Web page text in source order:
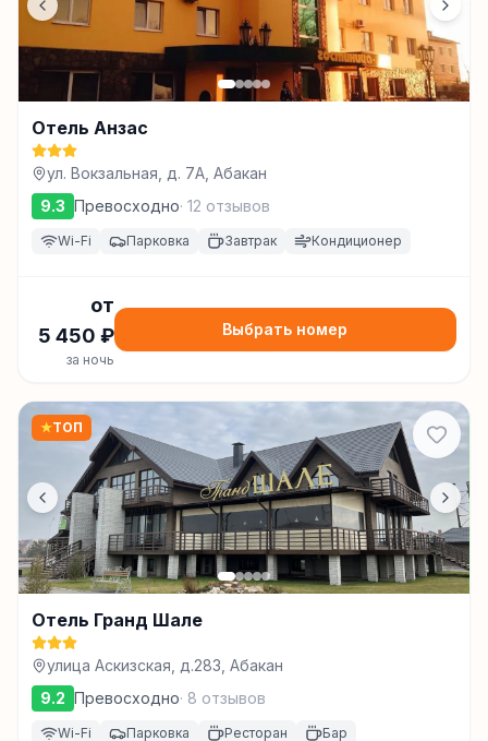
Отель Анзас
ул. Вокзальная, д. 7А, Абакан
9.3 Превосходно· 12 отзывов
Wi-Fi Парковка Завтрак Кондиционер
от
5 450 ₽
за ночь
Выбрать номер
★ТОП
Отель Гранд Шале
улица Аскизская, д.283, Абакан
9.2 Превосходно· 8 отзывов
Wi-Fi Парковка Ресторан Бар